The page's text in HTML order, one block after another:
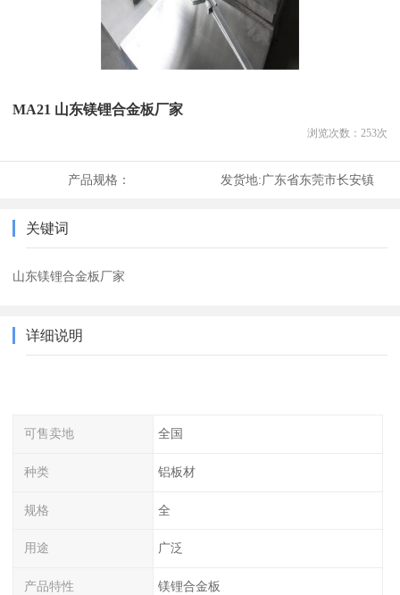
MA21 山东镁锂合金板厂家
浏览次数： 253次
产品规格： 发货地:广东省东莞市长安镇
关键词
山东镁锂合金板厂家
详细说明
可售卖地 全国
种类 铝板材
规格 全
用途 广泛
产品特性 镁锂合金板